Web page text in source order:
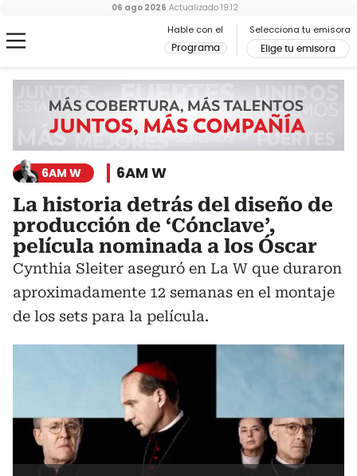
Hable con el
Programa
Selecciona tu emisora
Elige tu emisora
06 ago 2026 Actualizado 19:12
6AM W 6AM W
La historia detrás del diseño de
producción de ‘Cónclave’,
película nominada a los Óscar
Cynthia Sleiter aseguró en La W que duraron
aproximadamente 12 semanas en el montaje
de los sets para la película.